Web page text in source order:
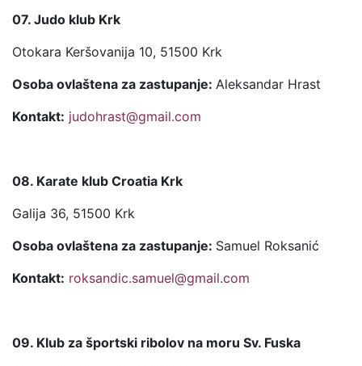
07. Judo klub Krk
Otokara Keršovanija 10, 51500 Krk
Osoba ovlaštena za zastupanje: Aleksandar Hrast
Kontakt: judohrast@gmail.com
08. Karate klub Croatia Krk
Galija 36, 51500 Krk
Osoba ovlaštena za zastupanje: Samuel Roksanić
Kontakt: roksandic.samuel@gmail.com
09. Klub za športski ribolov na moru Sv. Fuska